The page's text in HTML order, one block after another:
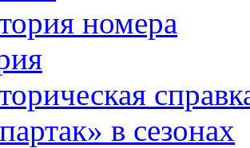
номера
в сезонах